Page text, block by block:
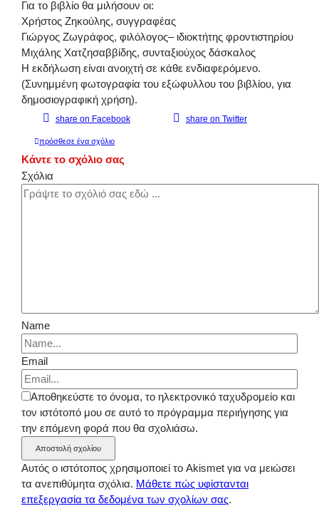
Για το βιβλίο θα μιλήσουν οι:
Χρήστος Ζηκούλης, συγγραφέας
Γιώργος Ζωγράφος, φιλόλογος– ιδιοκτήτης φροντιστηρίου
Μιχάλης Χατζησαββίδης, συνταξιούχος δάσκαλος
Η εκδήλωση είναι ανοιχτή σε κάθε ενδιαφερόμενο.
(Συνημμένη φωτογραφία του εξώφυλλου του βιβλίου, για
δημοσιογραφική χρήση).
share on Facebook share on Twitter
πρόσθεσε ένα σχόλιο
Κάντε το σχόλιο σας
Σχόλια
Name
Email
Αποθηκεύστε το όνομα, το ηλεκτρονικό ταχυδρομείο και
τον ιστότοπό μου σε αυτό το πρόγραμμα περιήγησης για
την επόμενη φορά που θα σχολιάσω.
Αυτός ο ιστότοπος χρησιμοποιεί το Akismet για να μειώσει
τα ανεπιθύμητα σχόλια. Μάθετε πώς υφίστανται
επεξεργασία τα δεδομένα των σχολίων σας.